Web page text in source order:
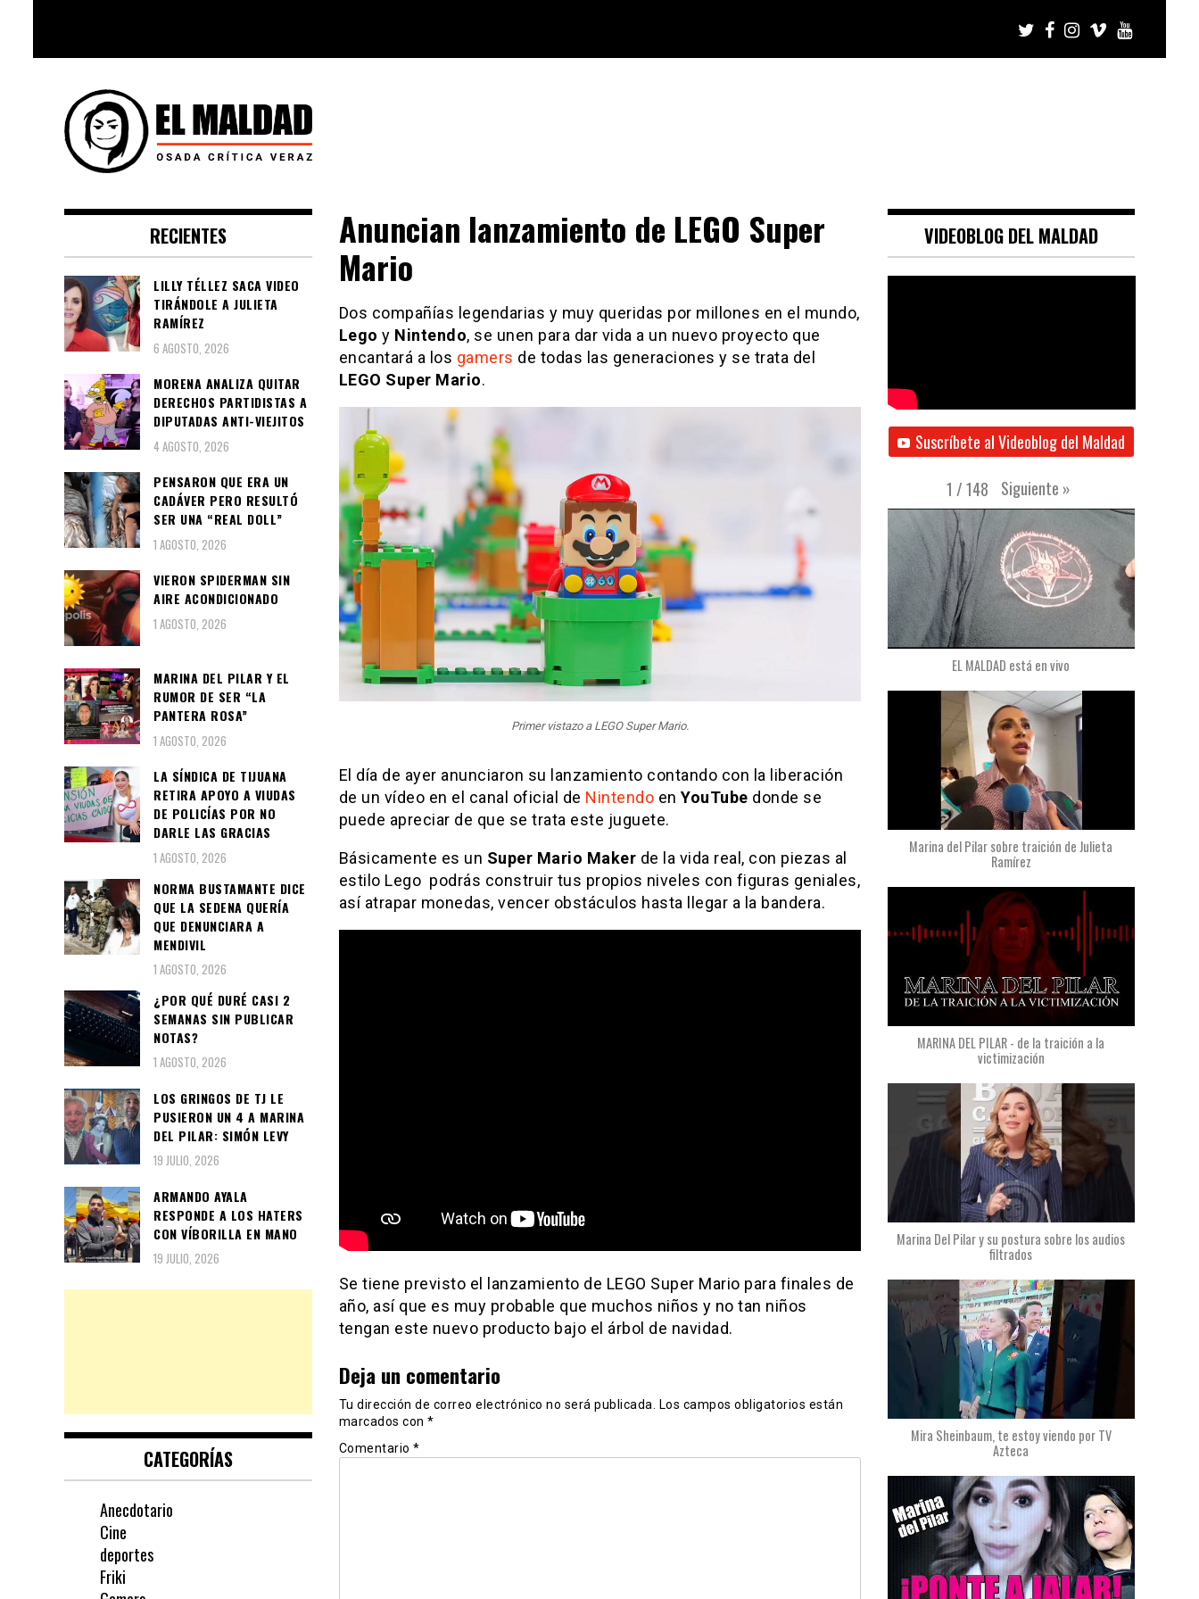
content
El Maldad
Música, Cine, TV, Series, Viral y
Anuncian lanzamiento de LEGO Super
Mario
Dos compañías legendarias y muy queridas por millones en el mundo,
Lego y Nintendo, se unen para dar vida a un nuevo proyecto que
encantará a los gamers de todas las generaciones y se trata del
LEGO Super Mario.
Primer vistazo a LEGO Super Mario.
El día de ayer anunciaron su lanzamiento contando con la liberación
de un vídeo en el canal oficial de Nintendo en YouTube donde se
puede apreciar de que se trata este juguete.
Básicamente es un Super Mario Maker de la vida real, con piezas al
estilo Lego podrás construir tus propios niveles con figuras geniales,
así atrapar monedas, vencer obstáculos hasta llegar a la bandera.
Se tiene previsto el lanzamiento de LEGO Super Mario para finales de
año, así que es muy probable que muchos niños y no tan niños
tengan este nuevo producto bajo el árbol de navidad.
Deja un comentario
Tu dirección de correo electrónico no será publicada.
Los campos obligatorios están
marcados con *
Comentario *
RECIENTES
LILLY TÉLLEZ SACA VIDEO
TIRÁNDOLE A JULIETA
RAMÍREZ
6 AGOSTO, 2026
MORENA ANALIZA QUITAR
DERECHOS PARTIDISTAS A
DIPUTADAS ANTI-VIEJITOS
4 AGOSTO, 2026
PENSARON QUE ERA UN
CADÁVER PERO RESULTÓ
SER UNA “REAL DOLL”
1 AGOSTO, 2026
VIERON SPIDERMAN SIN
AIRE ACONDICIONADO
1 AGOSTO, 2026
MARINA DEL PILAR Y EL
RUMOR DE SER “LA
PANTERA ROSA”
1 AGOSTO, 2026
LA SÍNDICA DE TIJUANA
RETIRA APOYO A VIUDAS
DE POLICÍAS POR NO
DARLE LAS GRACIAS
1 AGOSTO, 2026
NORMA BUSTAMANTE DICE
QUE LA SEDENA QUERÍA
QUE DENUNCIARA A
MENDIVIL
1 AGOSTO, 2026
¿POR QUÉ DURÉ CASI 2
SEMANAS SIN PUBLICAR
NOTAS?
1 AGOSTO, 2026
LOS GRINGOS DE TJ LE
PUSIERON UN 4 A MARINA
DEL PILAR: SIMÓN LEVY
19 JULIO, 2026
ARMANDO AYALA
RESPONDE A LOS HATERS
CON VÍBORILLA EN MANO
19 JULIO, 2026
CATEGORÍAS
Anecdotario
Cine
deportes
Friki
VIDEOBLOG DEL MALDAD
Suscríbete al Videoblog del Maldad
1 /148 Siguiente »
EL MALDAD está en vivo
Marina del Pilar sobre traición de Julieta
Ramírez
MARINA DEL PILAR - de la traición a la
victimización
Marina Del Pilar y su postura sobre los audios
filtrados
Mira Sheinbaum, te estoy viendo por TV
Azteca